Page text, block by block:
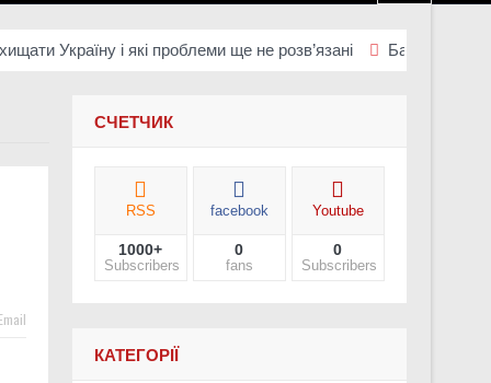
і які проблеми ще не розв’язані Батальйон Alcatraz
СЧЕТЧИК
RSS
1000+
Subscribers
facebook
0
fans
Youtube
0
Subscribers
КАТЕГОРІЇ